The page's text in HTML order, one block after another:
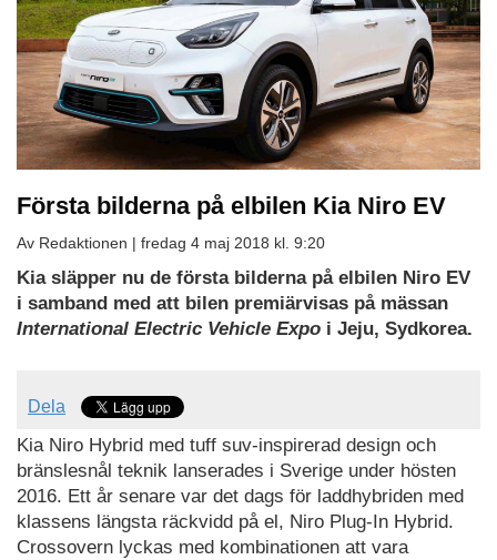
Första bilderna på elbilen Kia Niro EV
Av Redaktionen | fredag 4 maj 2018 kl. 9:20
Kia släpper nu de första bilderna på elbilen Niro EV
i samband med att bilen premiärvisas på mässan
International Electric Vehicle Expo i Jeju, Sydkorea.
Dela
Kia Niro Hybrid med tuff suv-inspirerad design och
bränslesnål teknik lanserades i Sverige under hösten
2016. Ett år senare var det dags för laddhybriden med
klassens längsta räckvidd på el, Niro Plug-In Hybrid.
Crossovern lyckas med kombinationen att vara